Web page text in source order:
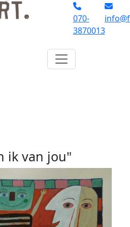
070-
3870013
ik van jou"